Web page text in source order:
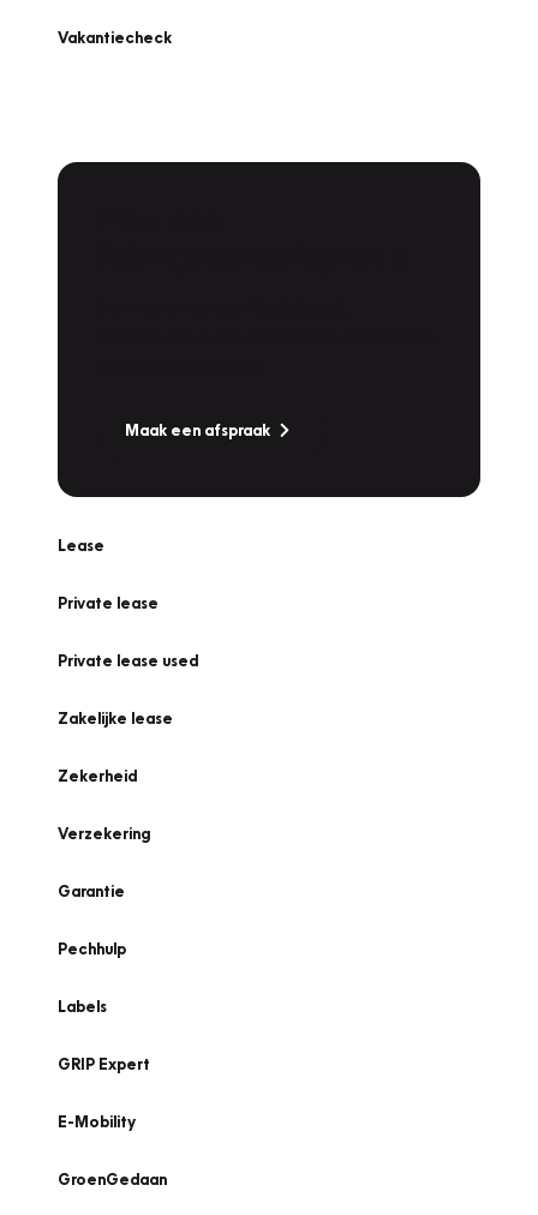
Vakantiecheck
Maak een afspraak
Lease
Private lease
Private lease used
Zakelijke lease
Zekerheid
Verzekering
Garantie
Pechhulp
Labels
GRIP Expert
E-Mobility
GroenGedaan